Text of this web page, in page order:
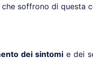
soffrono di questa
dei sintomie dei